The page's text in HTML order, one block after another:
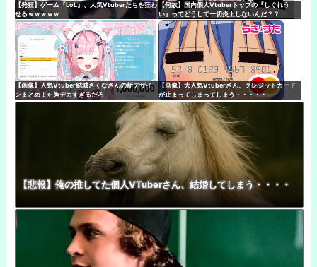
【発狂】ゲーム『LoL』、人気Vtuberたちを狂わ
せるｗｗｗｗｗ
【何故】国内個人Vtuberトップの『しぐれう
い』ってどうして一切炎上しないんだ？？
【画像】人気Vtuber結城さくなさんの新デザイ
ンまとめ！←胸デカすぎるだろ
【画像】大人気Vtuberさん、クレジットカード
が止まってしまってしまう・・・・・
【悲報】俺の推してた個人VTuberさん、結婚してしまう・・・・